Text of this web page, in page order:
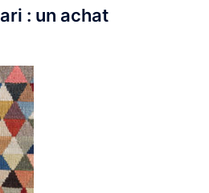
: un achat